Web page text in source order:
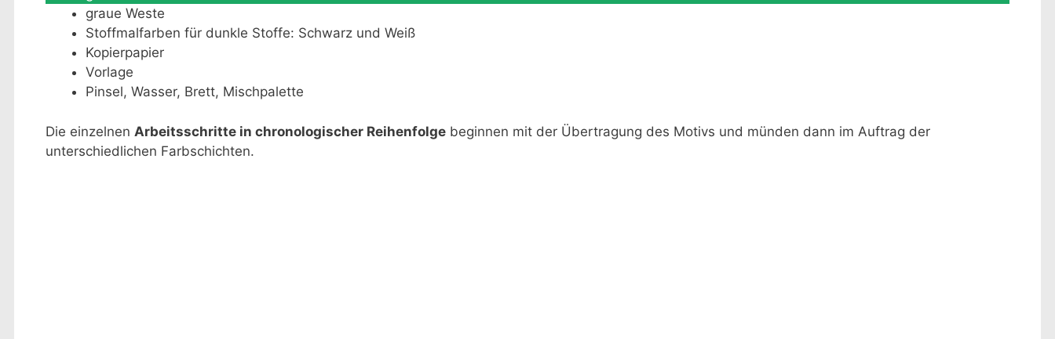
graue Weste
Stoffmalfarben für dunkle Stoffe: Schwarz und Weiß
Kopierpapier
Vorlage
Pinsel, Wasser, Brett, Mischpalette
Die einzelnen Arbeitsschritte in chronologischer Reihenfolge beginnen mit der Übertragung des Motivs und münden dann im Auftrag der
unterschiedlichen Farbschichten.